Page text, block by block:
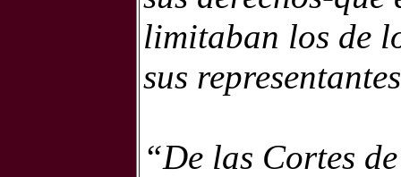
limitaban los de
sus representantes
“De las Cortes